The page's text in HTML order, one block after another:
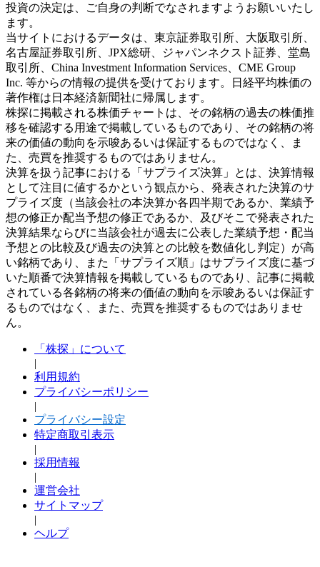
投資の決定は、ご自身の判断でなされますようお願いいたし
ます。
当サイトにおけるデータは、東京証券取引所、大阪取引所、
名古屋証券取引所、JPX総研、ジャパンネクスト証券、堂島
取引所、China Investment Information Services、CME Group
Inc. 等からの情報の提供を受けております。日経平均株価の
著作権は日本経済新聞社に帰属します。
株探に掲載される株価チャートは、その銘柄の過去の株価推
移を確認する用途で掲載しているものであり、その銘柄の将
来の価値の動向を示唆あるいは保証するものではなく、ま
た、売買を推奨するものではありません。
決算を扱う記事における「サプライズ決算」とは、決算情報
として注目に値するかという観点から、発表された決算のサ
プライズ度（当該会社の本決算か各四半期であるか、業績予
想の修正か配当予想の修正であるか、及びそこで発表された
決算結果ならびに当該会社が過去に公表した業績予想・配当
予想との比較及び過去の決算との比較を数値化し判定）が高
い銘柄であり、また「サプライズ順」はサプライズ度に基づ
いた順番で決算情報を掲載しているものであり、記事に掲載
されている各銘柄の将来の価値の動向を示唆あるいは保証す
るものではなく、また、売買を推奨するものではありませ
ん。
「株探」について
|
利用規約
プライバシーポリシー
|
プライバシー設定
特定商取引表示
|
採用情報
|
運営会社
サイトマップ
|
ヘルプ